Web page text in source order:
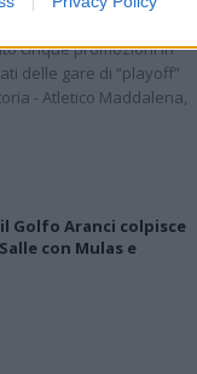
cinque promozioni in
delle gare di “playoff”
- Atletico Maddalena,
Golfo Aranci colpisce
con Mulas e